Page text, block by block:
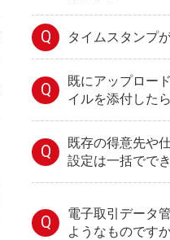
Q タイムスタンプ
Q
既にアップロー
イルを添付した
Q
既存の得意先や
設定は一括でで
Q
電子取引データ
ようなものです